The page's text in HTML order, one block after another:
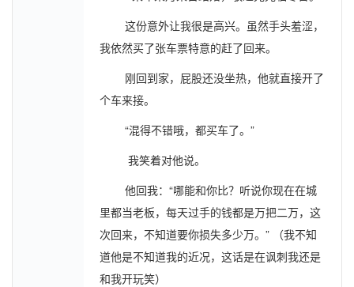
这份意外让我很是高兴。虽然手头羞涩，
我依然买了张车票特意的赶了回来。
刚回到家，屁股还没坐热，他就直接开了
个车来接。
“混得不错哦，都买车了。”
我笑着对他说。
他回我：“哪能和你比？听说你现在在城
里都当老板，每天过手的钱都是万把二万，这
次回来，不知道要你损失多少万。” （我不知
道他是不知道我的近况，这话是在讽刺我还是
和我开玩笑）